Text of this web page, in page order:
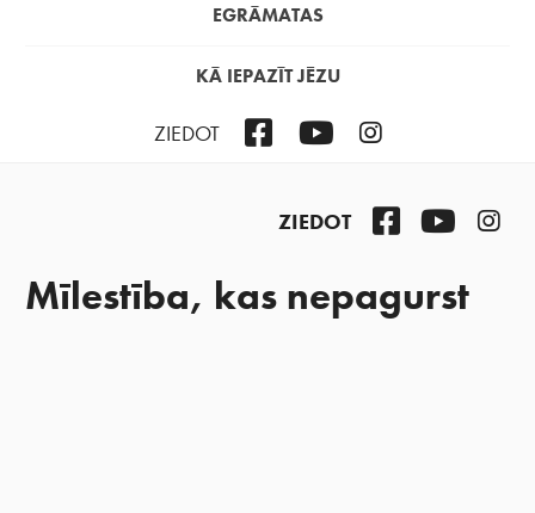
EGRĀMATAS
KĀ IEPAZĪT JĒZU
ZIEDOT FacebookYouTubeInstagram
ZIEDOT Facebook
Mīlestība, kas nepagurst